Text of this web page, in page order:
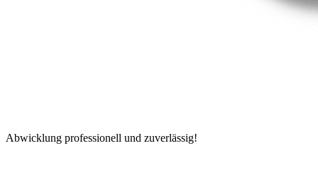
Abwicklung professionell und zuverlässig!